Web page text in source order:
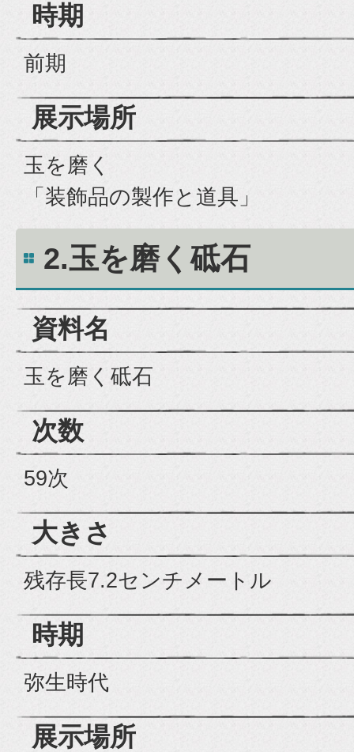
時期
前期
展示場所
玉を磨く
「装飾品の製作と道具」
2.玉を磨く砥石
資料名
玉を磨く砥石
次数
59次
大きさ
残存長7.2センチメートル
時期
弥生時代
展示場所